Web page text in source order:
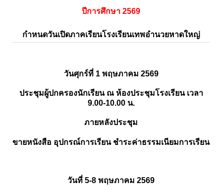
ปีการศึกษา 2569
กำหนดวันเปิดภาคเรียนโรงเรียนเทพอำนวยหาดใหญ่
วันศุกร์ที่ 1 พฤษภาคม 2569
ประชุมผู้ปกครองนักเรียน ณ ห้องประชุมโรงเรียน เวลา
9.00-10.00 น.
ภายหลังประชุม
ขายหนังสือ อุปกรณ์การเรียน ชำระค่าธรรมเนียมการเรียน
วันที่ 5-8 พฤษภาคม 2569